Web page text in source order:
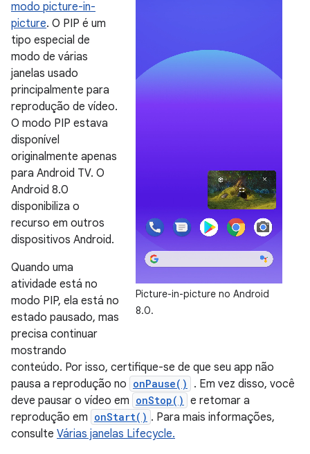
Picture-in-picture no Android
8.0.
modo picture-in-
picture. O PIP é um
tipo especial de
modo de várias
janelas usado
principalmente para
reprodução de vídeo.
O modo PIP estava
disponível
originalmente apenas
para Android TV. O
Android 8.0
disponibiliza o
recurso em outros
dispositivos Android.
Quando uma
atividade está no
modo PIP, ela está no
estado pausado, mas
precisa continuar
mostrando
conteúdo. Por isso, certifique-se de que seu app não
pausa a reprodução no onPause()
. Em vez disso, você
deve pausar o vídeo em onStop() e retomar a
reprodução em onStart() . Para mais informações,
consulte Várias janelas Lifecycle.